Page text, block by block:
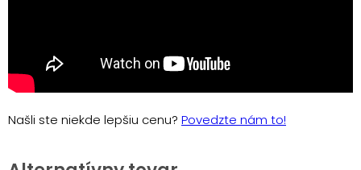
Našli ste niekde lepšiu cenu? Povedzte nám to!